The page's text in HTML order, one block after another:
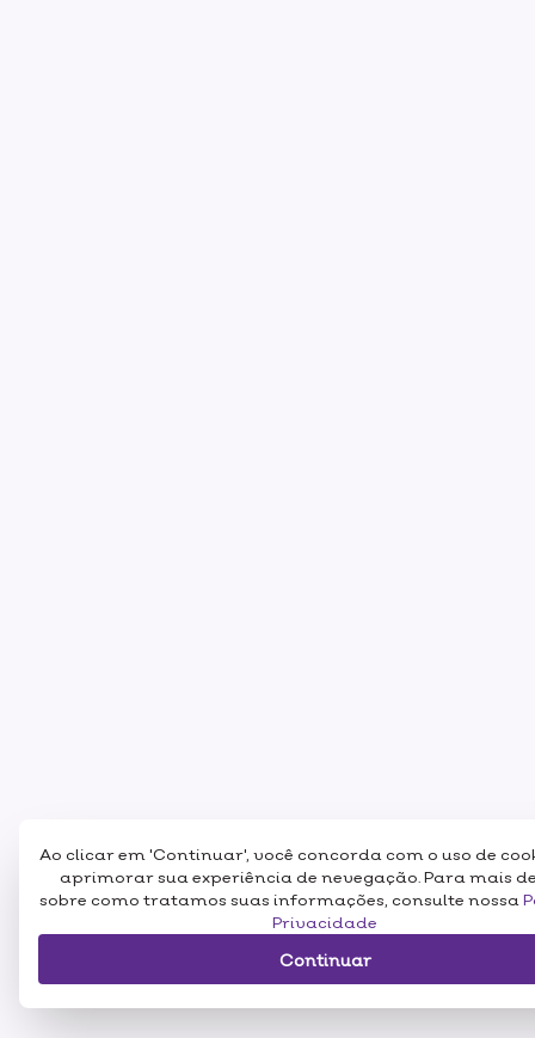
Ao clicar em 'Continuar', você concorda com o uso de
aprimorar sua experiência de nevegação. Para mais
sobre como tratamos suas informações, consulte nossa
Privacidade
Continuar